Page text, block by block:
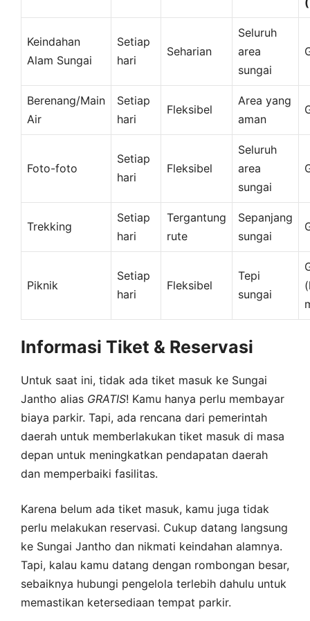
Keindahan
Alam Sungai
Setiap
hari
Seharian
Seluruh
area
sungai
Berenang/Main
Air
Setiap
hari
Fleksibel
Area yang
aman
Foto-foto
Setiap
hari
Fleksibel
Seluruh
area
sungai
Trekking
Setiap
hari
Tergantung
rute
Sepanjang
sungai
Piknik
Setiap
hari
Fleksibel
Tepi
sungai
Informasi Tiket & Reservasi
Untuk saat ini, tidak ada tiket masuk ke Sungai
Jantho alias GRATIS! Kamu hanya perlu membayar
biaya parkir. Tapi, ada rencana dari pemerintah
daerah untuk memberlakukan tiket masuk di masa
depan untuk meningkatkan pendapatan daerah
dan memperbaiki fasilitas.
Karena belum ada tiket masuk, kamu juga tidak
perlu melakukan reservasi. Cukup datang langsung
ke Sungai Jantho dan nikmati keindahan alamnya.
Tapi, kalau kamu datang dengan rombongan besar,
sebaiknya hubungi pengelola terlebih dahulu untuk
memastikan ketersediaan tempat parkir.